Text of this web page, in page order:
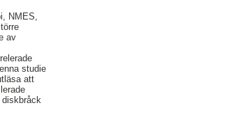
NMES,
av
studie
att
diskbråck